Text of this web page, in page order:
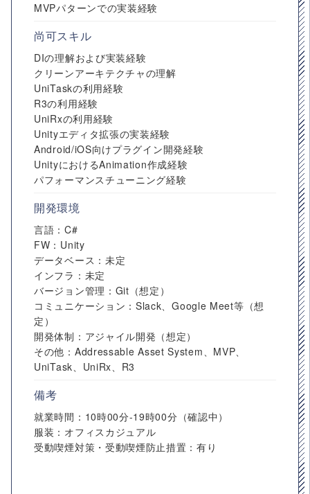
MVPパターンでの実装経験
尚可スキル
DIの理解および実装経験
クリーンアーキテクチャの理解
UniTaskの利用経験
R3の利用経験
UniRxの利用経験
Unityエディタ拡張の実装経験
Android/iOS向けプラグイン開発経験
UnityにおけるAnimation作成経験
パフォーマンスチューニング経験
開発環境
言語：C#
FW：Unity
データベース：未定
インフラ：未定
バージョン管理：Git（想定）
コミュニケーション：Slack、Google Meet等（想
定）
開発体制：アジャイル開発（想定）
その他：Addressable Asset System、MVP、
UniTask、UniRx、R3
備考
就業時間：10時00分-19時00分（確認中）
服装：オフィスカジュアル
受動喫煙対策・受動喫煙防止措置：有り